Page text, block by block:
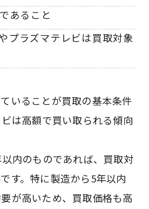
あること
プラズマテレビは買取対象
いることが買取の基本条件
は高額で買い取られる傾向
内のものであれば、買取対
す。特に製造から5年以内
が高いため、買取価格も高